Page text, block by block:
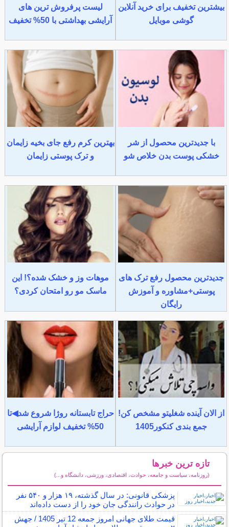
بیشترین تخفیف برای خرید آنلاین
گوشی موبایل
لیست پرفروش ترین های
آرایشی بهداشتی با 50% تخفیف
با جدیدترین محصول از شر
خشکی پوست بدن خلاص شو
بهترین کرم رفع جای بخیه زایمان
و ترک پوستی زایمان
جدیدترین محصول رفع ترک های
پوستی+مشاوره و آموزش
رایگان
موهات وز و خشک شده؟! این
ماسک مو رو امتحان کردی؟
از الان آینده شغلیتو مشخص کن!
جمع بندی کنکور1405
حراج تابستانه روژا شروع شد◀تا
50% تخفیف لوازم آرایشی
تازه ترین خبرها
(روزنامه، سیاست و جامعه، حوادث، اقتصادی، ورزشی، دانشگاه و...)
پزشکی قانونی: در سال گذشته، ۱۹ هزار و ۵۴۰ نفر
در حوادث رانندگی جان خود را از دست داده‌اند
قیمت طلای جهانی امروز جمعه 12 تیر 1405 / جهش